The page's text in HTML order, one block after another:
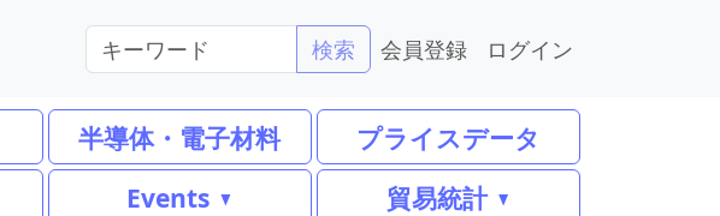
検索 会員登録 ログイン
半導体・電子材料
プライスデータ
Events 貿易統計